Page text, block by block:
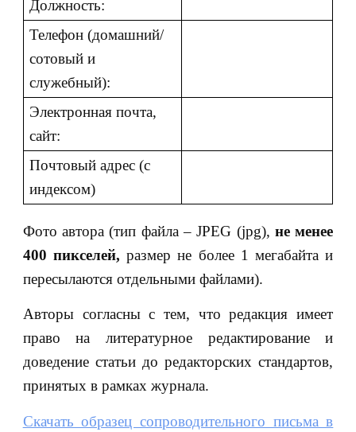
Должность:
Телефон (домашний/
сотовый и
служебный):
Электронная почта,
сайт:
Почтовый адрес (с
индексом)
Фото автора (тип файла – JPEG (jpg), не менее
400 пикселей, размер не более 1 мегабайта и
пересылаются отдельными файлами).
Авторы согласны с тем, что редакция имеет
право на литературное редактирование и
доведение статьи до редакторских стандартов,
принятых в рамках журнала.
Скачать образец сопроводительного письма в